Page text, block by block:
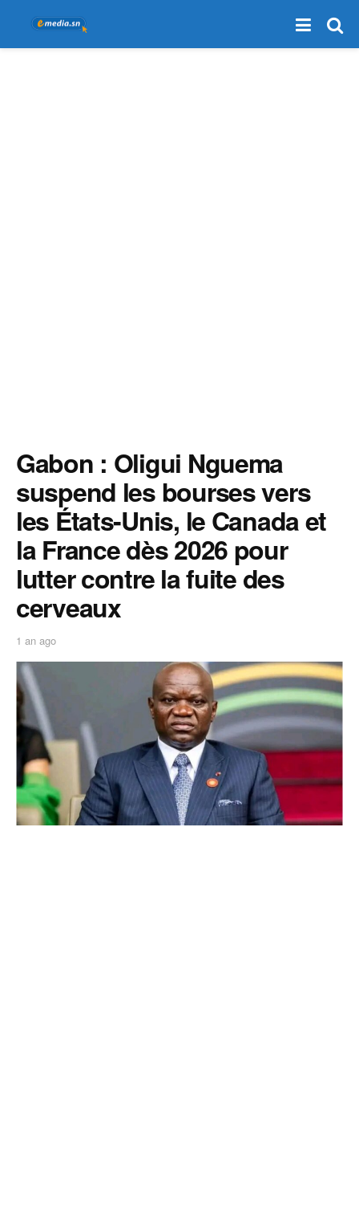
Gabon : Oligui Nguema
suspend les bourses vers
les États-Unis, le Canada et
la France dès 2026 pour
lutter contre la fuite des
cerveaux
1 an ago